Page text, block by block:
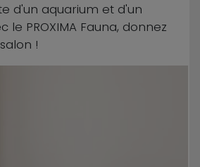
d'un aquarium et d'un
le PROXIMA Fauna, donnez
!